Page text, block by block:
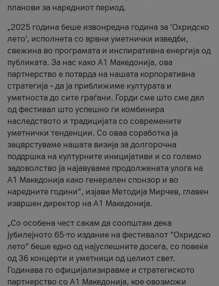
планови за наредниот период.
„2025 година беше извонредна година за ‘Охридско
лето’, исполнета со врвни уметнички изведби,
свежина во програмата и инспиративна енергија од
публиката. За нас како A1 Македонија, ова
партнерство е потврда на нашата корпоративна
стратегија – да ја приближиме културата и
уметноста до сите граѓани. Горди сме што сме дел
од фестивал што успешно ги комбинира
наследството и традицијата со современите
уметнички тенденции. Со оваа соработка ја
зацврстуваме нашата визија за долгорочна
поддршка на културните иницијативи и со големо
задоволство ја најавуваме продолжената улога на
A1 Македонија како генерален спонзор и во
наредните години“, изјави Методија Мирчев, главен
извршен директор на A1 Македонија.
„Со особена чест сакам да соопштам дека
јубилејното 65-то издание на фестивалот “Охридско
лето” беше едно од најуспешните досега, со повеќе
од 36 концерти и уметници од целиот свет.
Годинава го официјализиравме и стратегиското
партнерство со А1 Македонија, кое овозможи